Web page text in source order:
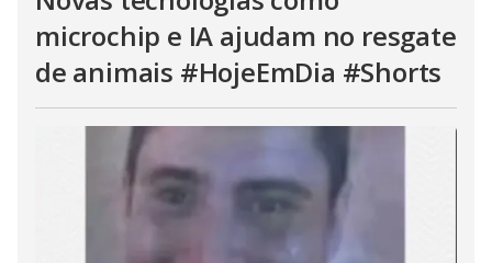
microchip e IA ajudam no resgate
de animais #HojeEmDia #Shorts